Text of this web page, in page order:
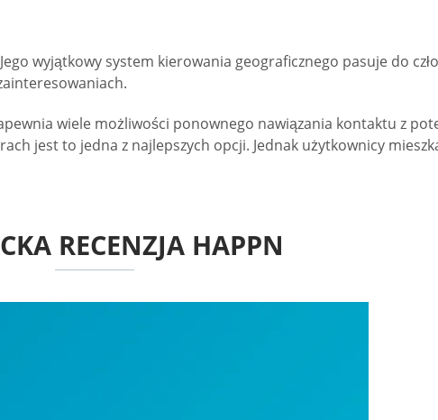
wyjątkowy system kierowania geograficznego pasuje do
wiele możliwości ponownego nawiązania kontaktu z
jest to jedna z najlepszych opcji. Jednak użytkownicy
RECENZJA HAPPN